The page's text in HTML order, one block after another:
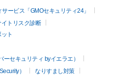
ービス「GMOセキュリティ24」
イトリスク診断
ト
セキュリティ byイエラエ）
）
なりすまし対策